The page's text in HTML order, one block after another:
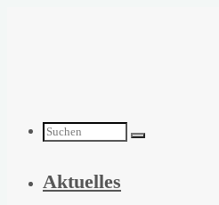
Suchen
nach:
Aktuelles